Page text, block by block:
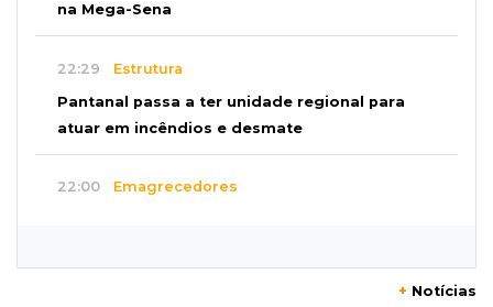
na Mega-Sena
22:29 Estrutura
Pantanal passa a ter unidade regional para
atuar em incêndios e desmate
22:00 Emagrecedores
+ Notícias